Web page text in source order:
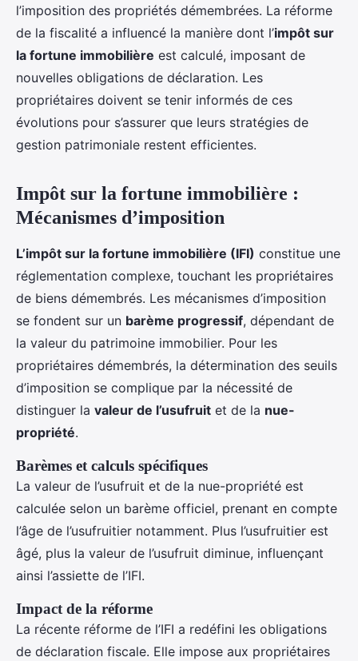
l’imposition des propriétés démembrées. La réforme
de la fiscalité a influencé la manière dont l’impôt sur
la fortune immobilière est calculé, imposant de
nouvelles obligations de déclaration. Les
propriétaires doivent se tenir informés de ces
évolutions pour s’assurer que leurs stratégies de
gestion patrimoniale restent efficientes.
Impôt sur la fortune immobilière :
Mécanismes d’imposition
L’impôt sur la fortune immobilière (IFI) constitue une
réglementation complexe, touchant les propriétaires
de biens démembrés. Les mécanismes d’imposition
se fondent sur un barème progressif, dépendant de
la valeur du patrimoine immobilier. Pour les
propriétaires démembrés, la détermination des seuils
d’imposition se complique par la nécessité de
distinguer la valeur de l’usufruit et de la nue-
propriété.
Barèmes et calculs spécifiques
La valeur de l’usufruit et de la nue-propriété est
calculée selon un barème officiel, prenant en compte
l’âge de l’usufruitier notamment. Plus l’usufruitier est
âgé, plus la valeur de l’usufruit diminue, influençant
ainsi l’assiette de l’IFI.
Impact de la réforme
La récente réforme de l’IFI a redéfini les obligations
de déclaration fiscale. Elle impose aux propriétaires